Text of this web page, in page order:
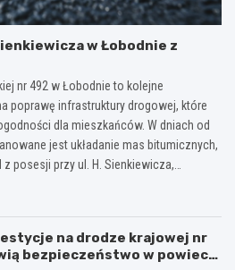
w Łobodnie z
nr 492 w Łobodnie to kolejne
poprawę infrastruktury drogowej, które
dla mieszkańców. W dniach od
jest układanie mas bitumicznych,
posesji przy ul. H. Sienkiewicza,…
na drodze krajowej nr
bezpieczeństwo w powiecie